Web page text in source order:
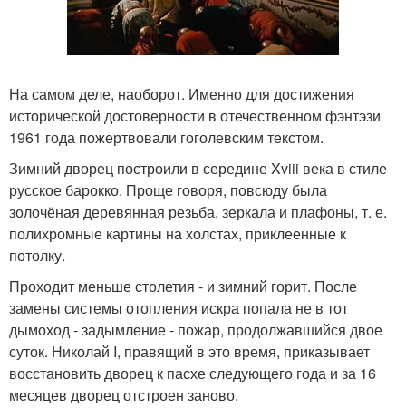
На самом деле, наоборот. Именно для достижения
исторической достоверности в отечественном фэнтэзи
1961 года пожертвовали гоголевским текстом.
Зимний дворец построили в середине Xviii века в стиле
русское барокко. Проще говоря, повсюду была
золочёная деревянная резьба, зеркала и плафоны, т. е.
полихромные картины на холстах, приклеенные к
потолку.
Проходит меньше столетия - и зимний горит. После
замены системы отопления искра попала не в тот
дымоход - задымление - пожар, продолжавшийся двое
суток. Николай I, правящий в это время, приказывает
восстановить дворец к пасхе следующего года и за 16
месяцев дворец отстроен заново.